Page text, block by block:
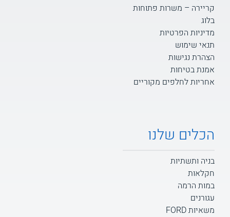
קריירה – משרות פתוחות
בלוג
מדיניות הפרטיות
תנאי שימוש
הצהרת נגישות
אמנת בטיחות
אחריות לחלפים מקוריים
הכלים שלנו
בניה ותשתיות
חקלאות
במות הרמה
עגורנים
משאיות FORD